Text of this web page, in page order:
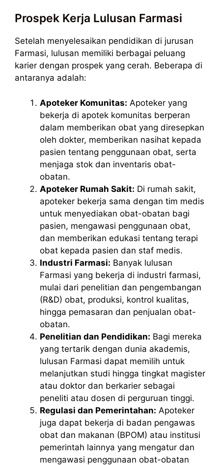
Prospek Kerja Lulusan Farmasi
Setelah menyelesaikan pendidikan di jurusan
Farmasi, lulusan memiliki berbagai peluang
karier dengan prospek yang cerah. Beberapa di
antaranya adalah:
Apoteker Komunitas: Apoteker yang
bekerja di apotek komunitas berperan
dalam memberikan obat yang diresepkan
oleh dokter, memberikan nasihat kepada
pasien tentang penggunaan obat, serta
menjaga stok dan inventaris obat-
obatan.
Apoteker Rumah Sakit: Di rumah sakit,
apoteker bekerja sama dengan tim medis
untuk menyediakan obat-obatan bagi
pasien, mengawasi penggunaan obat,
dan memberikan edukasi tentang terapi
obat kepada pasien dan staf medis.
Industri Farmasi: Banyak lulusan
Farmasi yang bekerja di industri farmasi,
mulai dari penelitian dan pengembangan
(R&D) obat, produksi, kontrol kualitas,
hingga pemasaran dan penjualan obat-
obatan.
Penelitian dan Pendidikan: Bagi mereka
yang tertarik dengan dunia akademis,
lulusan Farmasi dapat memilih untuk
melanjutkan studi hingga tingkat magister
atau doktor dan berkarier sebagai
peneliti atau dosen di perguruan tinggi.
Regulasi dan Pemerintahan: Apoteker
juga dapat bekerja di badan pengawas
obat dan makanan (BPOM) atau institusi
pemerintah lainnya yang mengatur dan
mengawasi penggunaan obat-obatan